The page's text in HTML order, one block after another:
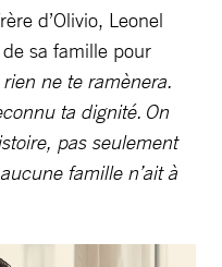
d’Olivio, Leonel
sa famille pour
ne te ramènera.
ta dignité. On
pas seulement
famille n’ait à